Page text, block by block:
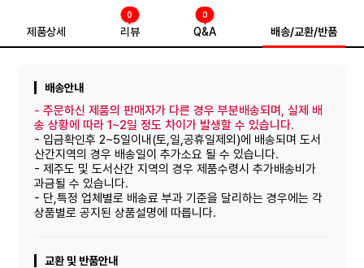
제품상세 리뷰
0
Q&A
0
배송/교환/반품
배송안내
-주문하신 제품의 판매자가 다른 경우 부분배송되며, 실제 배
송 상황에 따라 1~2일 정도 차이가 발생할 수 있습니다.
- 입금확인후 2~5일이내(토,일,공휴일제외)에 배송되며 도서
산간지역의 경우 배송일이 추가소요 될 수 있습니다.
- 제주도 및 도서산간 지역의 경우 제품수령시 추가배송비가
과금될 수 있습니다.
- 단,특정 업체별로 배송료 부과 기준을 달리하는 경우에는 각
상품별로 공지된 상품설명에 따릅니다.
교환 및 반품안내